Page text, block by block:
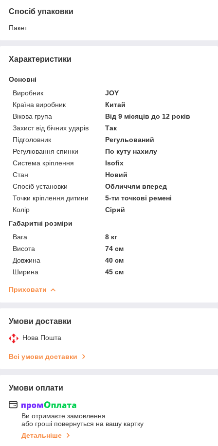
Спосіб упаковки
Пакет
Характеристики
Основні
Виробник
JOY
Країна виробник
Китай
Вікова група
Від 9 місяців до 12 років
Захист від бічних ударів
Так
Підголовник
Регульований
Регулювання спинки
По куту нахилу
Система кріплення
Isofix
Стан
Новий
Спосіб установки
Обличчям вперед
Точки кріплення дитини
5-ти точкові ремені
Колір
Сірий
Габаритні розміри
Вага
8 кг
Висота
74 см
Довжина
40 см
Ширина
45 см
Приховати
Умови доставки
Нова Пошта
Всі умови доставки
Умови оплати
Ви отримаєте замовлення
або гроші повернуться на вашу картку
Детальніше